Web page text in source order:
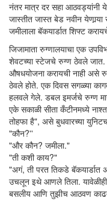
नंतर मात्र दर सहा आठवड्यांनी
जास्तीत जास्त बेड नवीन येणार्‍या
जमीलाला बॅकयार्डात शिफ्ट
जिजामाता रुग्णालयाचा एक
शेवटच्या स्टेजचे रुग्ण ठेवले जात.
औषधयोजना करायची नाही असे
ठेवले होते. एक दिवस सगळ्या
हलवले गेले. डबल इमर्जचे रुग्ण
एके सकाळी सीता कँटीनमध्ये
तोहफा है", असे बुधवारच्या
"कौन?''
"और कौन? जमीला."
"ती कशी काय?"
"अगं, ती परत तिकडे बॅकयार्डात
उचलून इथे आणले तिला. यावेळीही
बसलीय आणि तुझीच आठवण